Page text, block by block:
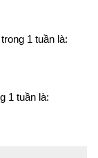
1 tuần là:
1 tuần là: